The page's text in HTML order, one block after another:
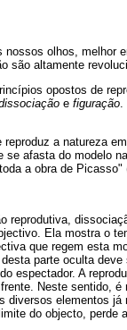
nossos olhos,
são altamente
opostos de
e figuração.
a natureza
se afasta do modelo
a obra de
reprodutiva,
Ela mostra o
que regem esta
parte oculta
espectador. A
Neste sentido,
diversos elementos
do objecto, perde